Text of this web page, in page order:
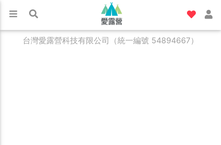
台灣愛露營科技有限公司（統一編號 54894667）